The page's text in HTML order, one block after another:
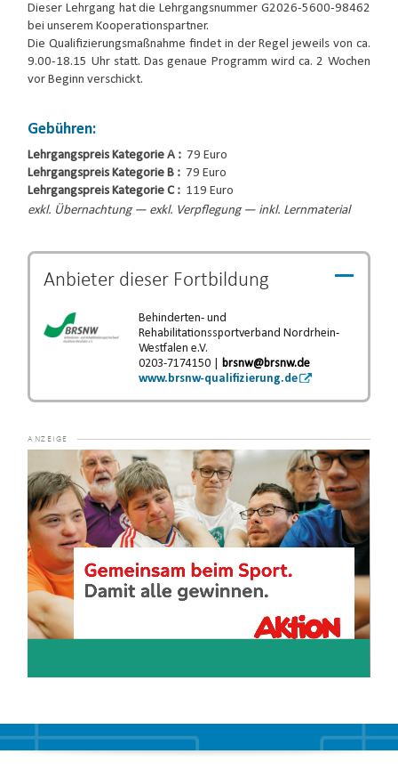
Dieser Lehrgang hat die Lehrgangsnummer G2026-5600-98462
bei unserem Kooperationspartner.
Die Qualifizierungsmaßnahme findet in der Regel jeweils von ca.
9.00-18.15 Uhr statt. Das genaue Programm wird ca. 2 Wochen
vor Beginn verschickt.
Gebühren:
Lehrgangspreis Kategorie A : 79 Euro
Lehrgangspreis Kategorie B : 79 Euro
Lehrgangspreis Kategorie C : 119 Euro
exkl. Übernachtung — exkl. Verpflegung — inkl. Lernmaterial
Anbieter dieser Fortbildung
Behinderten- und
Rehabilitationssportverband Nordrhein-
Westfalen e.V.
0203-7174150 |
brsnw@brsnw.de
www.brsnw-qualifizierung.de
Player